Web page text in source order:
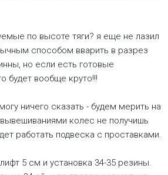
по высоте тяги? я еще не лазил
способом вварить в разрез
но если есть готовые
будет вообще круто!!!
ничего сказать - будем мерить на
колес не получишь
работать подвеска с проставками.
5 см и установка 34-35 резины.